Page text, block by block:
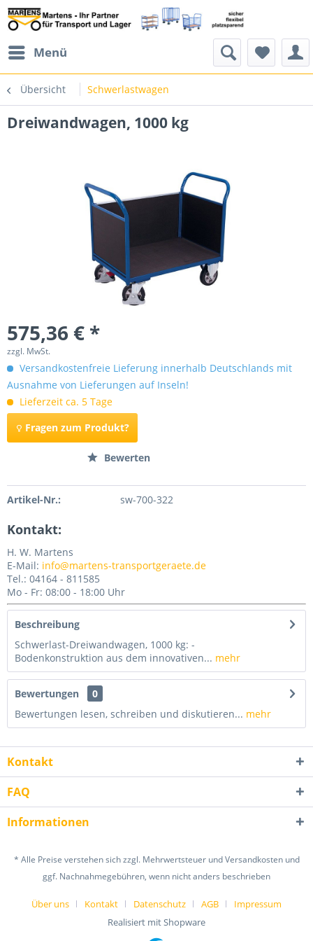
Menü
Übersicht Schwerlastwagen
Dreiwandwagen, 1000 kg
575,36 € *
zzgl. MwSt.
Versandkostenfreie Lieferung innerhalb Deutschlands mit
Ausnahme von Lieferungen auf Inseln!
Lieferzeit ca. 5 Tage
Fragen zum Produkt?
Bewerten
Artikel-Nr.: sw-700-322
Kontakt:
H. W. Martens
E-Mail: info@martens-transportgeraete.de
Tel.: 04164 - 811585
Mo - Fr: 08:00 - 18:00 Uhr
Beschreibung
Schwerlast-Dreiwandwagen, 1000 kg: -
Bodenkonstruktion aus dem innovativen... mehr
Bewertungen
0
Bewertungen lesen, schreiben und diskutieren... mehr
Kontakt
FAQ
Informationen
* Alle Preise verstehen sich zzgl. Mehrwertsteuer und Versandkosten und
ggf. Nachnahmegebühren, wenn nicht anders beschrieben
Über uns Kontakt Datenschutz AGB
Impressum
Realisiert mit Shopware